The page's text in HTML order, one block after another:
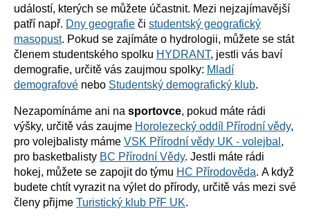
událostí, kterých se můžete účastnit. Mezi nejzajímavější
patří např. Dny geografie či studentský geografický
masopust. Pokud se zajímáte o hydrologii, můžete se stát
členem studentského spolku HYDRANT, jestli vás baví
demografie, určitě vás zaujmou spolky: Mladí
demografové nebo Studentský demografický klub.
Nezapomínáme ani na sportovce, pokud máte rádi
výšky, určitě vás zaujme Horolezecký oddíl Přírodní vědy,
pro volejbalisty máme VSK Přírodní vědy UK - volejbal ,
pro basketbalisty BC Přírodní Vědy. Jestli máte rádi
hokej, můžete se zapojit do týmu HC Přírodověda. A když
budete chtít vyrazit na výlet do přírody, určitě vás mezi své
členy přijme Turistický klub PřF UK.